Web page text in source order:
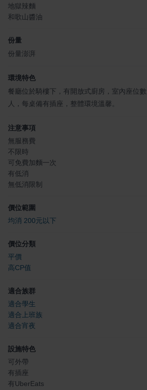
地獄辣麵
和歌山醬油
份量
份量澎湃
環境特色
餐廳位於騎樓下，有開放式廚房，室內座位
人，每桌備有插座，整體環境溫馨。
注意事項
無服務費
不限時
可免費加麵一次
有低消
無低消限制
價位範圍
均消 200元以下
價位分類
平價
高CP值
適合族群
適合學生
適合上班族
適合宵夜
設施特色
可外帶
有插座
有UberEats